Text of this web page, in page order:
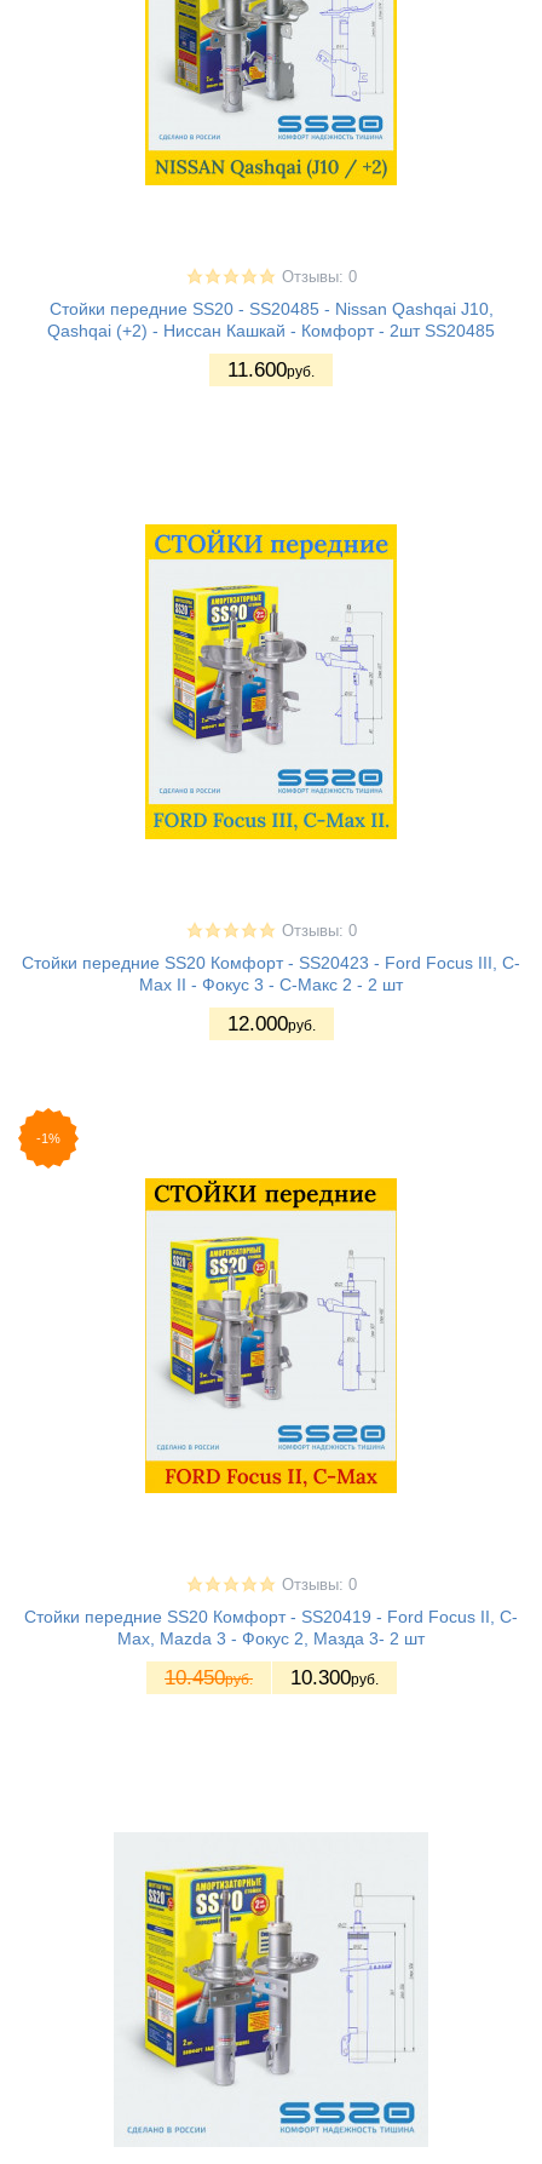
Отзывы: 0
Стойки передние SS20 - SS20485 - Nissan Qashqai J10,
Qashqai (+2) - Ниссан Кашкай - Комфорт - 2шт SS20485
11.600руб.
Отзывы: 0
Стойки передние SS20 Комфорт - SS20423 - Ford Focus III, C-
Max II - Фокус 3 - С-Макс 2 - 2 шт
12.000руб.
-1%
Отзывы: 0
Стойки передние SS20 Комфорт - SS20419 - Ford Focus II, C-
Max, Mazda 3 - Фокус 2, Мазда 3- 2 шт
10.450руб. 10.300руб.